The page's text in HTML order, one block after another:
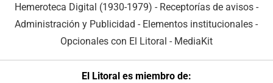
Hemeroteca Digital (1930-1979) - Receptorías de avisos -
Administración y Publicidad - Elementos institucionales -
Opcionales con El Litoral - MediaKit
El Litoral es miembro de: